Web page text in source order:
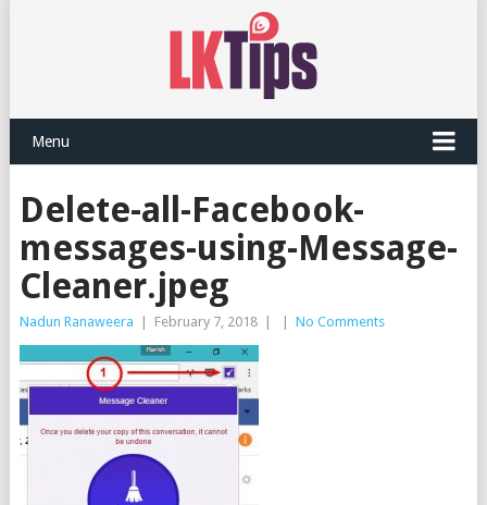
Menu
Delete-all-Facebook-
messages-using-Message-
Cleaner.jpeg
Nadun Ranaweera February 7, 2018 No Comments